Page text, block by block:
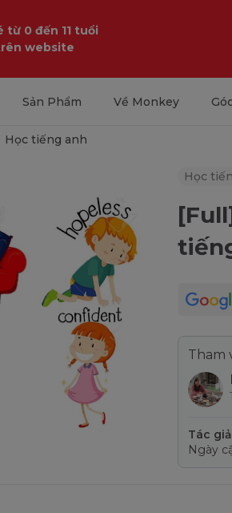
0 đến 11 tuổi
website
Sản Phẩm Về Monkey
Học tiếng anh
Học
Tham
Tác
Ngày